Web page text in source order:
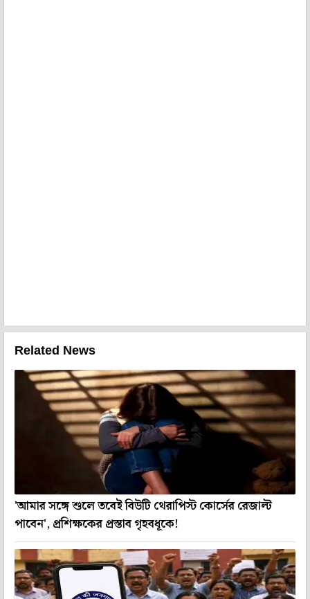
Related News
'আমার সঙ্গে শুলে তবেই বিউটি থেরাপিস্ট কোর্সের রেজাল্ট
পাবেন', প্রশিক্ষকের প্রস্তাব গৃহবধূকে!